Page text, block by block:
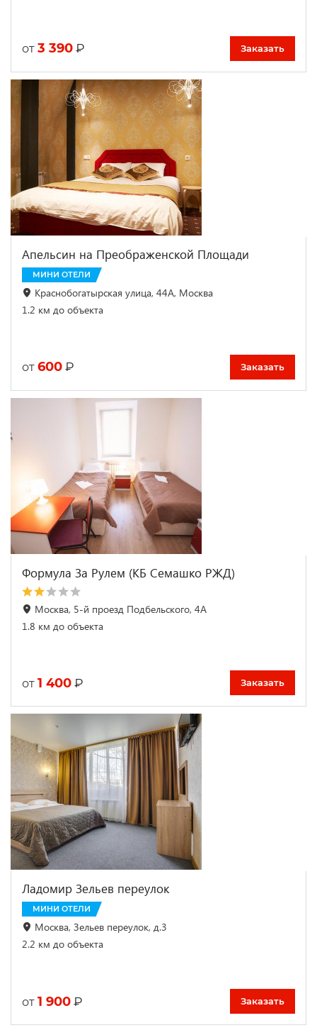
от 3 390 ₽ Заказать
Апельсин на Преображенской Площади
МИНИ ОТЕЛИ
Краснобогатырская улица, 44А, Москва
1.2 км до объекта
от 600 ₽ Заказать
Формула За Рулем (КБ Семашко РЖД)
Москва, 5-й проезд Подбельского, 4А
1.8 км до объекта
от 1 400 ₽ Заказать
Ладомир Зельев переулок
МИНИ ОТЕЛИ
Москва, Зельев переулок, д.3
2.2 км до объекта
от 1 900 ₽ Заказать